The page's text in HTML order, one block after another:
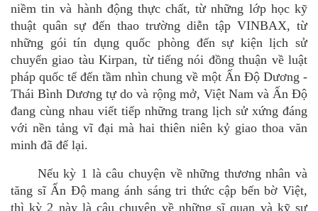
niềm tin và hành động thực chất, từ những lớp học kỹ
thuật quân sự đến thao trường diễn tập VINBAX, từ
những gói tín dụng quốc phòng đến sự kiện lịch sử
chuyển giao tàu Kirpan, từ tiếng nói đồng thuận về luật
pháp quốc tế đến tầm nhìn chung về một Ấn Độ Dương -
Thái Bình Dương tựdo và rộng mở, Việt Nam và Ấn Độ
đang cùng nhau viết tiếp những trang lịch sử xứng đáng
với nền tảng vĩ đại mà hai thiên niên kỷ giao thoa văn
minh đã để lại.
Nếu kỳ 1 là câu chuyện về những thương nhân và
tăng sĩ Ấn Độ mang ánh sáng tri thức cập bến bờ Việt,
thì kỳ 2 này là câu chuyện về những sĩ quan và kỹ sư